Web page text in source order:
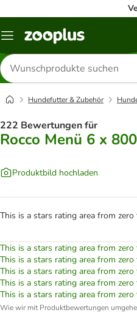
Menü
Produkte
suchen
Hundefutter & Zubehör
222 Bewertungen für
Rocco Menü 6 x
Produktbild hochladen
This is a stars rating area from
This is a stars rating area from
This is a stars rating area from
This is a stars rating area from
This is a stars rating area from
This is a stars rating area from
Wie wir mit Produktbewertungen